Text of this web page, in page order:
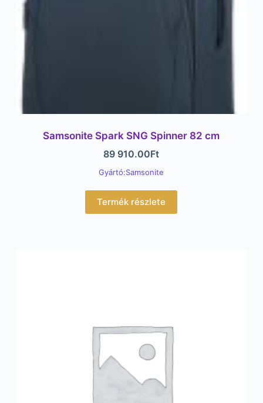
Samsonite Spark SNG Spinner 82 cm
89 910.00Ft
Gyártó:Samsonite
Termék részlete